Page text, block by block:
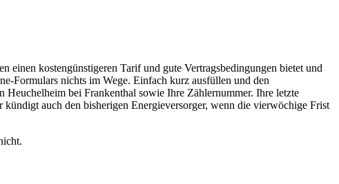
einen kostengünstigeren Tarif und gute Vertragsbedingungen bietet und
Formulars nichts im Wege. Einfach kurz ausfüllen und den
bei Frankenthal sowie Ihre Zählernummer. Ihre letzte
auch den bisherigen Energieversorger, wenn die vierwöchige Frist